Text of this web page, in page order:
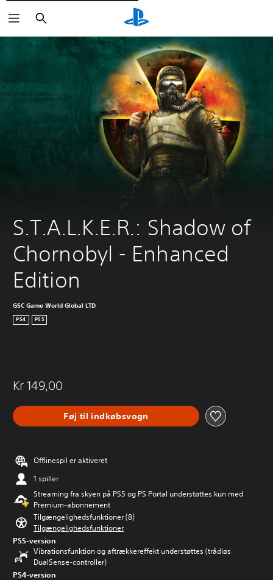
Søg
S.T.A.L.K.E.R.: Shadow of
Chornobyl - Enhanсed
Edition
GSC Game World Global LTD
PS4 PS5
Kr 149,00
Føj til indkøbsvogn
Offlinespil er aktiveret
1 spiller
Streaming fra skyen på PS5 og PS Portal understøttes kun med
Premium-abonnement
Tilgængelighedsfunktioner (8)
Tilgængelighedsfunktioner
PS5-version
Vibrationsfunktion og aftrækkereffekt understøttes (trådløs
DualSense-controller)
PS4-version